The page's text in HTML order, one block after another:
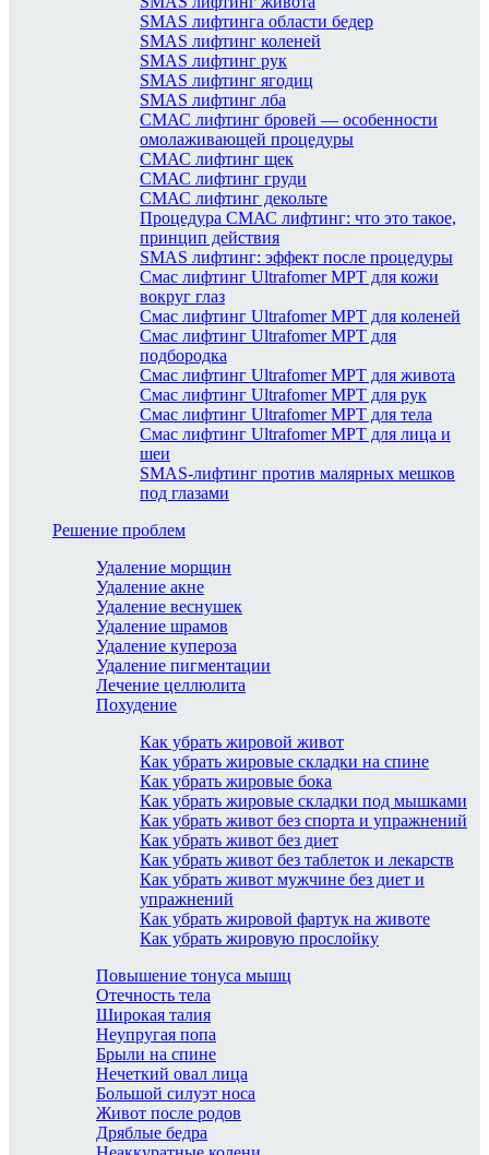
SMAS лифтинга области бедер
SMAS лифтинг коленей
SMAS лифтинг рук
SMAS лифтинг ягодиц
SMAS лифтинг лба
СМАС лифтинг бровей — особенности
омолаживающей процедуры
СМАС лифтинг щек
СМАС лифтинг груди
СМАС лифтинг декольте
Процедура СМАС лифтинг: что это такое,
принцип действия
SMAS лифтинг: эффект после процедуры
Смас лифтинг Ultrafomer MPT для кожи
вокруг глаз
Смас лифтинг Ultrafomer MPT для коленей
Смас лифтинг Ultrafomer MPT для
подбородка
Смас лифтинг Ultrafomer MPT для живота
Смас лифтинг Ultrafomer MPT для рук
Смас лифтинг Ultrafomer MPT для тела
Смас лифтинг Ultrafomer MPT для лица и
шеи
SMAS-лифтинг против малярных мешков
под глазами
Решение проблем
Удаление морщин
Удаление акне
Удаление веснушек
Удаление шрамов
Удаление купероза
Удаление пигментации
Лечение целлюлита
Похудение
Как убрать жировой живот
Как убрать жировые складки на спине
Как убрать жировые бока
Как убрать жировые складки под мышками
Как убрать живот без спорта и упражнений
Как убрать живот без диет
Как убрать живот без таблеток и лекарств
Как убрать живот мужчине без диет и
упражнений
Как убрать жировой фартук на животе
Как убрать жировую прослойку
Повышение тонуса мышц
Отечность тела
Широкая талия
Неупругая попа
Брыли на спине
Нечеткий овал лица
Большой силуэт носа
Живот после родов
Дряблые бедра